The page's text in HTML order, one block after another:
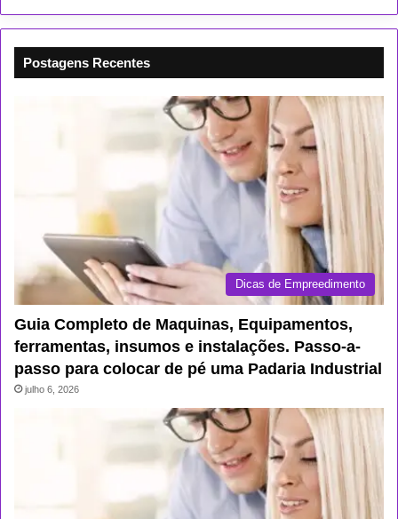
Postagens Recentes
Dicas de Empreedimento
Guia Completo de Maquinas, Equipamentos,
ferramentas, insumos e instalações. Passo-a-
passo para colocar de pé uma Padaria Industrial
julho 6, 2026